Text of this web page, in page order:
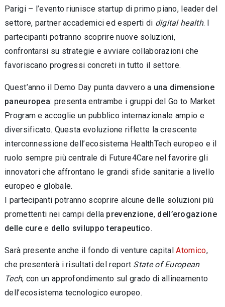
Parigi – l’evento riunisce startup di primo piano, leader del
settore, partner accademici ed esperti di digital health. I
partecipanti potranno scoprire nuove soluzioni,
confrontarsi su strategie e avviare collaborazioni che
favoriscano progressi concreti in tutto il settore.
Quest’anno il Demo Day punta davvero a una dimensione
paneuropea: presenta entrambe i gruppi del Go to Market
Program e accoglie un pubblico internazionale ampio e
diversificato. Questa evoluzione riflette la crescente
interconnessione dell’ecosistema HealthTech europeo e il
ruolo sempre più centrale di Future4Care nel favorire gli
innovatori che affrontano le grandi sfide sanitarie a livello
europeo e globale.
I partecipanti potranno scoprire alcune delle soluzioni più
promettenti nei campi della prevenzione, dell’erogazione
delle cure e dello sviluppo terapeutico.
Sarà presente anche il fondo di venture capitalAtomico,
che presenterà i risultati del report State of European
Tech, con un approfondimento sul grado di allineamento
dell’ecosistema tecnologico europeo.